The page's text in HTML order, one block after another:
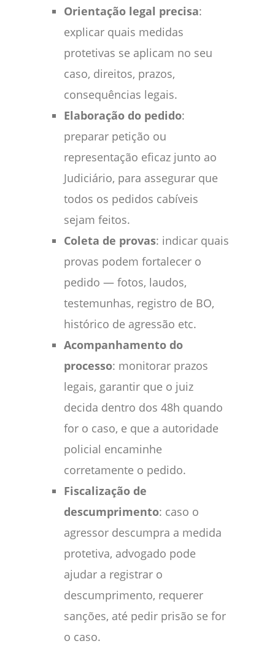
Orientação legal precisa:
explicar quais medidas
protetivas se aplicam no seu
caso, direitos, prazos,
consequências legais.
Elaboração do pedido:
preparar petição ou
representação eficaz junto ao
Judiciário, para assegurar que
todos os pedidos cabíveis
sejam feitos.
Coleta de provas: indicar quais
provas podem fortalecer o
pedido — fotos, laudos,
testemunhas, registro de BO,
histórico de agressão etc.
Acompanhamento do
processo: monitorar prazos
legais, garantir que o juiz
decida dentro dos 48h quando
for o caso, e que a autoridade
policial encaminhe
corretamente o pedido.
Fiscalização de
descumprimento: caso o
agressor descumpra a medida
protetiva, advogado pode
ajudar a registrar o
descumprimento, requerer
sanções, até pedir prisão se for
o caso.